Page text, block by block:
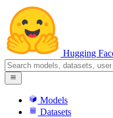
Hugging
Models
Datasets